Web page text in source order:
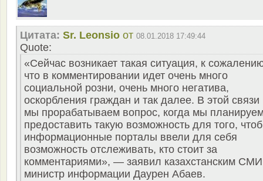
Цитата: Sr. Leonsio от 08.01.2018 17:49:44
Quote:
«Сейчас возникает такая ситуация, к
что в комментировании идет очень много
социальной розни, очень много негатива,
оскорбления граждан и так далее. В этой связи
мы прорабатываем вопрос, когда мы
предоставить такую возможность для того,
информационные порталы ввели для себя
возможность отслеживать, кто стоит за
комментариями», — заявил казахстанским СМИ
министр информации Даурен Абаев.